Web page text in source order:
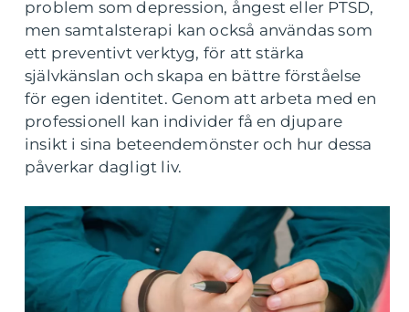
problem som depression, ångest eller PTSD,
men samtalsterapi kan också användas som
ett preventivt verktyg, för att stärka
självkänslan och skapa en bättre förståelse
för egen identitet. Genom att arbeta med en
professionell kan individer få en djupare
insikt i sina beteendemönster och hur dessa
påverkar dagligt liv.